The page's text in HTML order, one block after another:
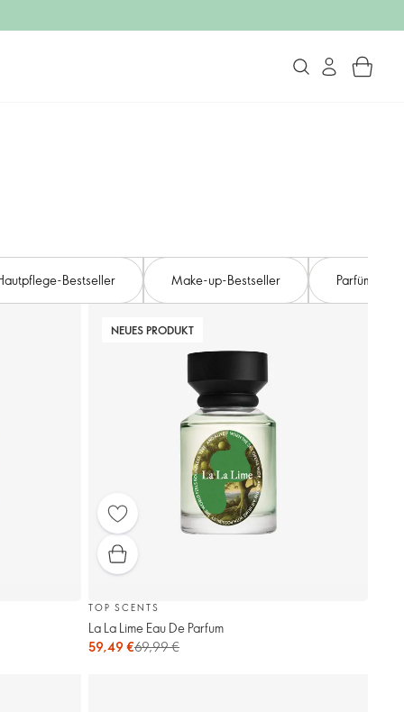
Bestseller Make-up-Bestseller Parfüm-
NEUES PRODUKT
TOP SCENTS
La La Lime Eau De Parfum
59,49 €69,99 €